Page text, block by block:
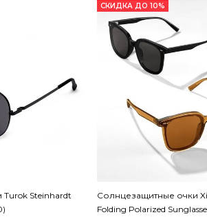
Steinhardt
СКИДКА ДО 10%
Солнцезащитные очки
Folding Polarized